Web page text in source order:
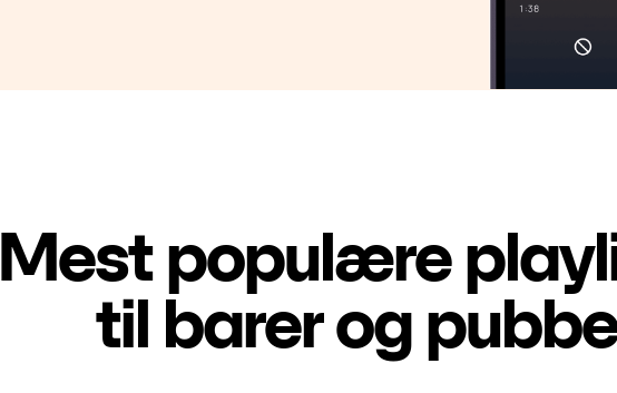
Mest populære
til barer og